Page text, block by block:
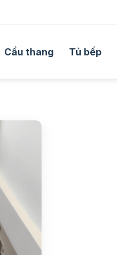
Cầu thang Tủ bếp